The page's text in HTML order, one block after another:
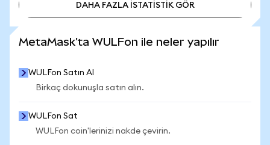
DAHA FAZLA İSTATİSTİK GÖR
MetaMask'ta WULFon ile neler yapılır
WULFon Satın Al
Birkaç dokunuşla satın alın.
WULFon Sat
WULFon coin'lerinizi nakde çevirin.